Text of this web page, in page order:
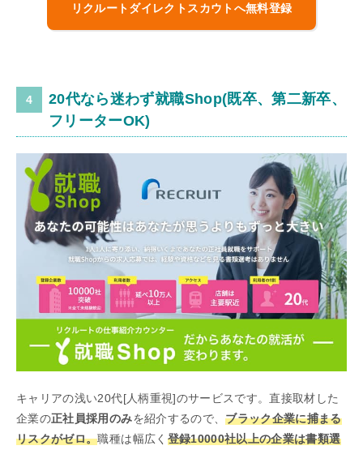
リクルートダイレクトスカウトへ無料登録
20代なら迷わず就職Shop(既卒、第二新卒、
フリーターOK)
キャリアの浅い20代[人柄重視]のサービスです。直接取材した
企業の正社員採用のみを紹介するので、ブラック企業に捕まる
リスクがゼロ。職種は幅広く 登録10000社以上の企業は書類選